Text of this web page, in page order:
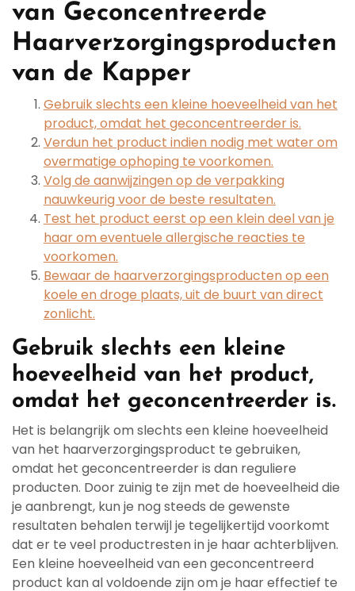
van Geconcentreerde
Haarverzorgingsproducten
van de Kapper
Gebruik slechts een kleine hoeveelheid van het
product, omdat het geconcentreerder is.
Verdun het product indien nodig met water om
overmatige ophoping te voorkomen.
Volg de aanwijzingen op de verpakking
nauwkeurig voor de beste resultaten.
Test het product eerst op een klein deel van je
haar om eventuele allergische reacties te
voorkomen.
Bewaar de haarverzorgingsproducten op een
koele en droge plaats, uit de buurt van direct
zonlicht.
Gebruik slechts een kleine
hoeveelheid van het product,
omdat het geconcentreerder is.
Het is belangrijk om slechts een kleine hoeveelheid
van het haarverzorgingsproduct te gebruiken,
omdat het geconcentreerder is dan reguliere
producten. Door zuinig te zijn met de hoeveelheid die
je aanbrengt, kun je nog steeds de gewenste
resultaten behalen terwijl je tegelijkertijd voorkomt
dat er te veel productresten in je haar achterblijven.
Een kleine hoeveelheid van een geconcentreerd
product kan al voldoende zijn om je haar effectief te